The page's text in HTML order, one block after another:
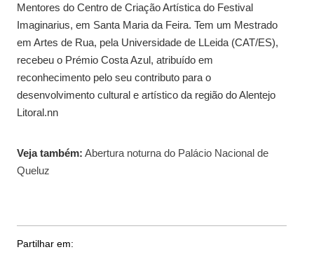
Mentores do Centro de Criação Artística do Festival
Imaginarius, em Santa Maria da Feira. Tem um Mestrado
em Artes de Rua, pela Universidade de LLeida (CAT/ES),
recebeu o Prémio Costa Azul, atribuído em
reconhecimento pelo seu contributo para o
desenvolvimento cultural e artístico da região do Alentejo
Litoral.nn
Veja também: Abertura noturna do Palácio Nacional de
Queluz
Partilhar em: